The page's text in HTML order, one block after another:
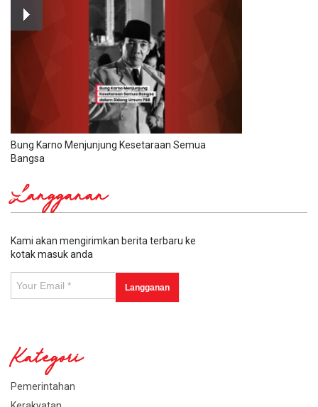
Bung Karno Menjunjung Kesetaraan Semua
Bangsa
Langganan
Kami akan mengirimkan berita terbaru ke
kotak masuk anda
Kategori
Pemerintahan